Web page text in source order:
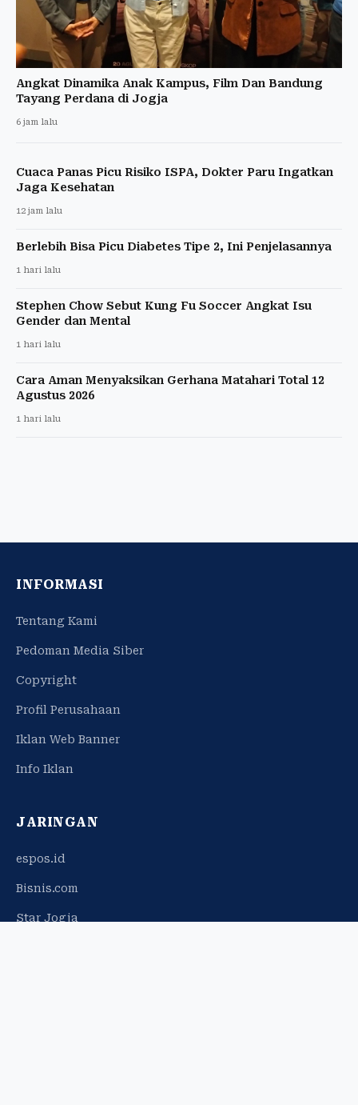
Angkat Dinamika Anak Kampus, Film Dan Bandung
Tayang Perdana di Jogja
6 jam lalu
Cuaca Panas Picu Risiko ISPA, Dokter Paru Ingatkan
Jaga Kesehatan
12 jam lalu
Berlebih Bisa Picu Diabetes Tipe 2, Ini Penjelasannya
1 hari lalu
Stephen Chow Sebut Kung Fu Soccer Angkat Isu
Gender dan Mental
1 hari lalu
Cara Aman Menyaksikan Gerhana Matahari Total 12
Agustus 2026
1 hari lalu
INFORMASI
Tentang Kami
Pedoman Media Siber
Copyright
Profil Perusahaan
Iklan Web Banner
Info Iklan
JARINGAN
espos.id
Bisnis.com
Star Jogja